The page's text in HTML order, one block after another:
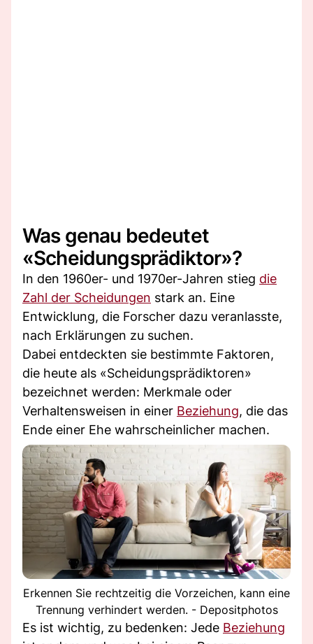
Was genau bedeutet
«Scheidungsprädiktor»?
In den 1960er- und 1970er-Jahren stieg die
Zahl der Scheidungen stark an. Eine
Entwicklung, die Forscher dazu veranlasste,
nach Erklärungen zu suchen.
Dabei entdeckten sie bestimmte Faktoren,
die heute als «Scheidungsprädiktoren»
bezeichnet werden: Merkmale oder
Verhaltensweisen in einer Beziehung, die das
Ende einer Ehe wahrscheinlicher machen.
Erkennen Sie rechtzeitig die Vorzeichen, kann eine
Trennung verhindert werden. - Depositphotos
Es ist wichtig, zu bedenken: Jede Beziehung